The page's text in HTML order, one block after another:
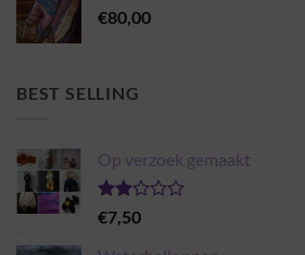
€80,00
BEST SELLING
Op verzoek gemaakt
Gewaardeerd
2.00
uit 5
€7,50